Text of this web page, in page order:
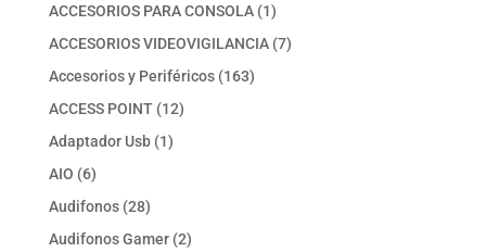
ACCESORIOS PARA CONSOLA 11
producto
ACCESORIOS VIDEOVIGILANCIA 77
Accesorios y Periféricos 163163
ACCESS POINT 1212
Adaptador Usb 11
AIO 66
productos
Audifonos 2828
productos
Audifonos Gamer 22